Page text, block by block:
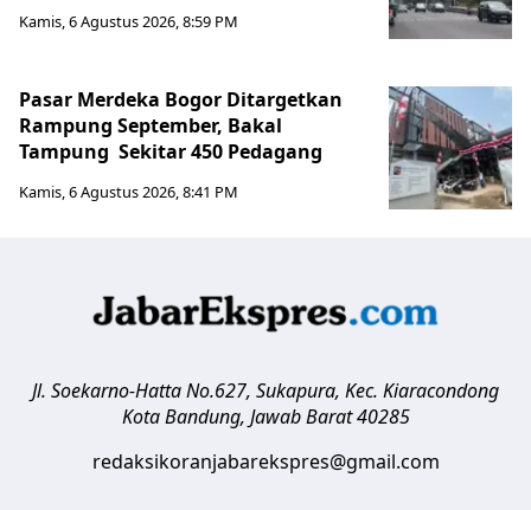
Kamis, 6 Agustus 2026, 8:59 PM
Pasar Merdeka Bogor Ditargetkan
Rampung September, Bakal
Tampung Sekitar 450 Pedagang
Kamis, 6 Agustus 2026, 8:41 PM
Jl. Soekarno-Hatta No.627, Sukapura, Kec. Kiaracondong
Kota Bandung, Jawab Barat 40285
redaksikoranjabarekspres@gmail.com